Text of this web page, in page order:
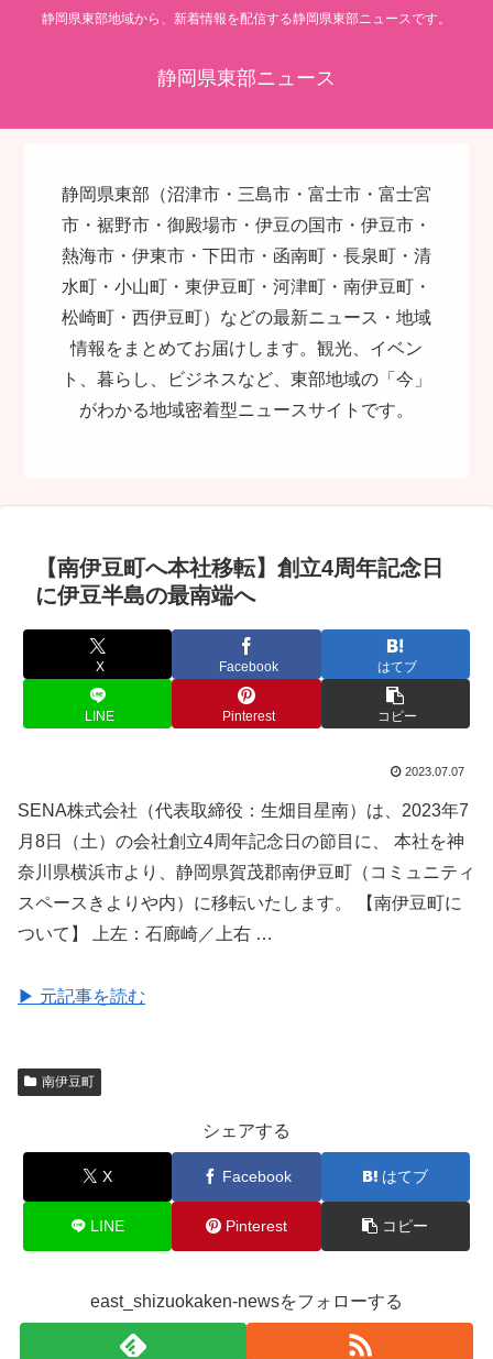
静岡県東部地域から、新着情報を配信する静岡県東部ニュースです。
静岡県東部ニュース
静岡県東部（沼津市・三島市・富士市・富士宮
市・裾野市・御殿場市・伊豆の国市・伊豆市・
熱海市・伊東市・下田市・函南町・長泉町・清
水町・小山町・東伊豆町・河津町・南伊豆町・
松崎町・西伊豆町）などの最新ニュース・地域
情報をまとめてお届けします。観光、イベン
ト、暮らし、ビジネスなど、東部地域の「今」
がわかる地域密着型ニュースサイトです。
【南伊豆町へ本社移転】創立4周年記念日
に伊豆半島の最南端へ
X Facebook はてブ
LINE Pinterest コピー
2023.07.07
SENA株式会社（代表取締役：生畑目星南）は、2023年7
月8日（土）の会社創立4周年記念日の節目に、 本社を神
奈川県横浜市より、静岡県賀茂郡南伊豆町（コミュニティ
スペースきよりや内）に移転いたします。 【南伊豆町に
ついて】 上左：石廊崎／上右 …
▶ 元記事を読む
南伊豆町
シェアする
X Facebook はてブ
LINE Pinterest コピー
east_shizuokaken-newsをフォローする